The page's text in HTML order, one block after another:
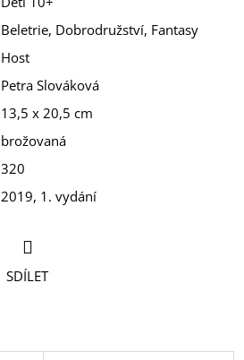
Beletrie, Dobrodružství, Fantasy
Host
Petra Slováková
13,5 x 20,5 cm
brožovaná
320
2019, 1. vydání
SDÍLET